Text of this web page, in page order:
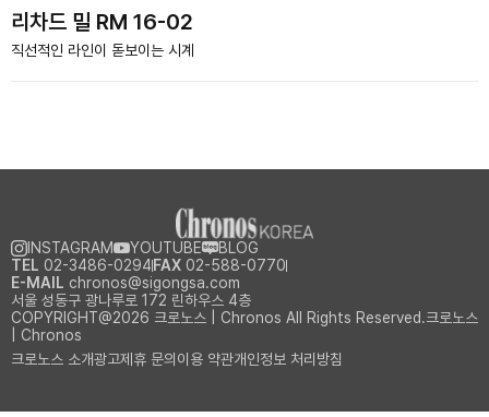
리차드 밀 RM 16-02
직선적인 라인이 돋보이는 시계
크로노스 소개광고제휴 문의 이용 약관개인정보 처리방침
서울 성동구 광나루로 172 린하우스 4층
COPYRIGHT@2026 크로노스 | Chronos All Rights Reserved.크로노스
| Chronos
INSTAGRAM YOUTUBE
BLOG
TEL 02-3486-0294 FAX 02-588-0770
E-MAIL chronos@sigongsa.com